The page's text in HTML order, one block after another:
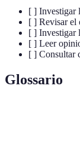
[ ] Investigar
[ ] Revisar el
[ ] Investigar
[ ] Leer
[ ] Consultar
Glossario